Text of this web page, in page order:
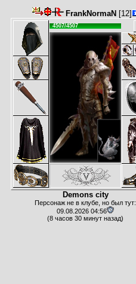
FrankNormaN [12]
4507/4507
Demons city
Персонаж не в клубе, но был тут:
09.08.2026 04:56
(8 часов 30 минут назад)